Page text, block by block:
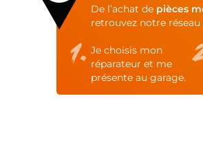
De l’achat de pièces
retrouvez notre
Je choisis mon
réparateur et me
présente au garage.